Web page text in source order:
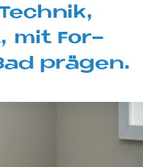
mit For­
prä­gen.